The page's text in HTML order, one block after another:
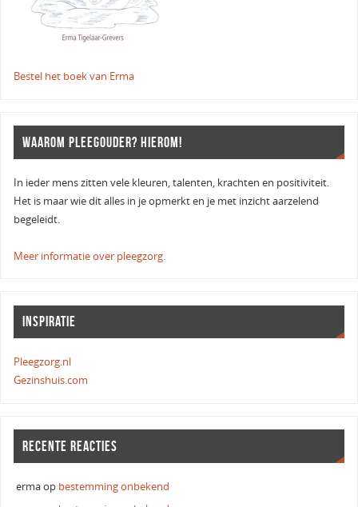
Bestel het boek van Erma
WAAROM PLEEGOUDER? HIEROM!
In ieder mens zitten vele kleuren, talenten, krachten en positiviteit.
Het is maar wie dit alles in je opmerkt en je met inzicht aarzelend
begeleidt.
Meer informatie over pleegzorg.
INSPIRATIE
Pleegzorg.nl
Gezinshuis.com
RECENTE REACTIES
ermaop bestemming onbekend